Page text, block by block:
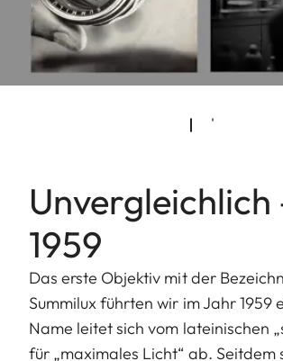
Unvergleichlich
1959
Das erste Objektiv mit der
Summilux führten wir im Jahr 1959
Name leitet sich vom lateinischen
für „maximales Licht“ ab. Seitdem